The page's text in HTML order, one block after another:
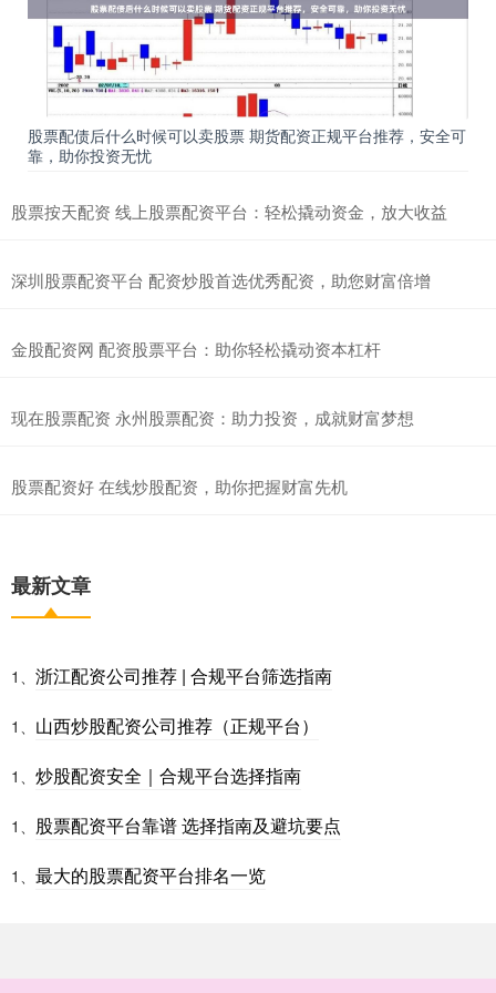
股票配债后什么时候可以卖股票 期货配资正规平台推荐，安全可
靠，助你投资无忧
股票按天配资 线上股票配资平台：轻松撬动资金，放大收益
深圳股票配资平台 配资炒股首选优秀配资，助您财富倍增
金股配资网 配资股票平台：助你轻松撬动资本杠杆
现在股票配资 永州股票配资：助力投资，成就财富梦想
股票配资好 在线炒股配资，助你把握财富先机
最新文章
1、 浙江配资公司推荐 | 合规平台筛选指南
1、 山西炒股配资公司推荐（正规平台）
1、 炒股配资安全｜合规平台选择指南
1、 股票配资平台靠谱 选择指南及避坑要点
1、 最大的股票配资平台排名一览